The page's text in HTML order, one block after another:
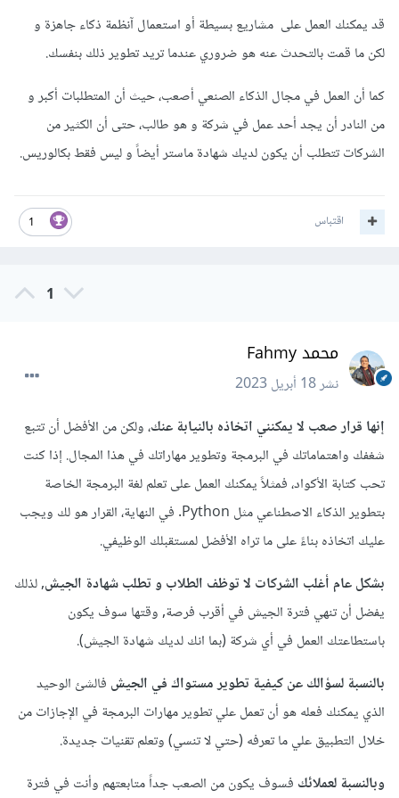
قد يمكنك العمل على مشاريع بسيطة أو استعمال آنظمة ذكاء جاهزة و
لكن ما قمت بالتحدث عنه هو ضروري عندما تريد تطوير ذلك بنفسك.
كما أن العمل في مجال الذكاء الصنعي أصعب، حيث أن المتطلبات أكبر و
من النادر أن يجد أحد عمل في شركة و هو طالب، حتى أن الكثير من
الشركات تتطلب أن يكون لديك شهادة ماستر أيضاً و ليس فقط بكالوريس.
1 اقتباس
1
محمد Fahmy
نشر18 أبريل 2023
إنها قرار صعب لا يمكنني اتخاذه بالنيابة عنك، ولكن من الأفضل أن تتبع
شغفك واهتماماتك في البرمجة وتطوير مهاراتك في هذا المجال. إذا كنت
تحب كتابة الأكواد، فمثلاً يمكنك العمل على تعلم لغة البرمجة الخاصة
بتطوير الذكاء الاصطناعي مثل Python. في النهاية، القرار هو لك ويجب
عليك اتخاذه بناءً على ما تراه الأفضل لمستقبلك الوظيفي.
بشكل عام أغلب الشركات لا توظف الطلاب و تطلب شهادة الجيش,لذلك
يفضل أن تنهي فترة الجيش في أقرب فرصة, وقتها سوف يكون
باستطاعتك العمل في أي شركة (بما انك لديك شهادة الجيش).
بالنسبة لسؤالك عن كيفية تطوير مستواك في الجيشفالشئ الوحيد
الذي يمكنك فعله هو أن تعمل علي تطوير مهارات البرمجة في الإجازات من
خلال التطبيق علي ما تعرفه (حتي لا تنسي) وتعلم تقنيات جديدة.
وبالنسبة لعملائكفسوف يكون من الصعب جداً متابعتهم وأنت في فترة